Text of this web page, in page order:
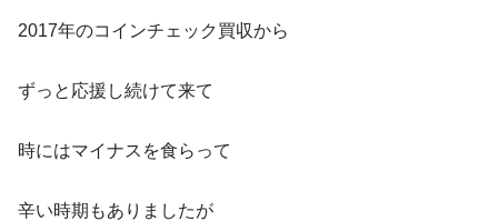
2017年のコインチェック買収から
ずっと応援し続けて来て
時にはマイナスを食らって
辛い時期もありましたが